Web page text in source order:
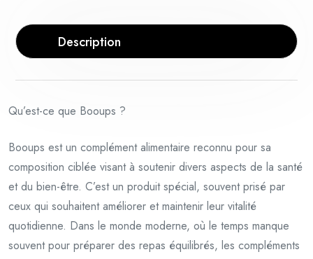
Description
Qu’est-ce que Booups ?
Booups est un complément alimentaire reconnu pour sa
composition ciblée visant à soutenir divers aspects de la santé
et du bien-être. C’est un produit spécial, souvent prisé par
ceux qui souhaitent améliorer et maintenir leur vitalité
quotidienne. Dans le monde moderne, où le temps manque
souvent pour préparer des repas équilibrés, les compléments